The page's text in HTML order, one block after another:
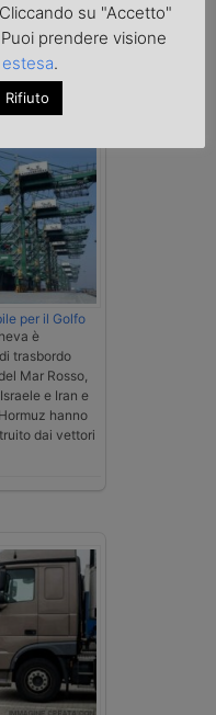
per il Golfo
è
trasbordo
Mar Rosso,
e Iran e
hanno
dai vettori
su "Accetto"
prendere visione
.
Rifiuto